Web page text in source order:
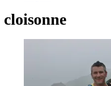
cloisonne